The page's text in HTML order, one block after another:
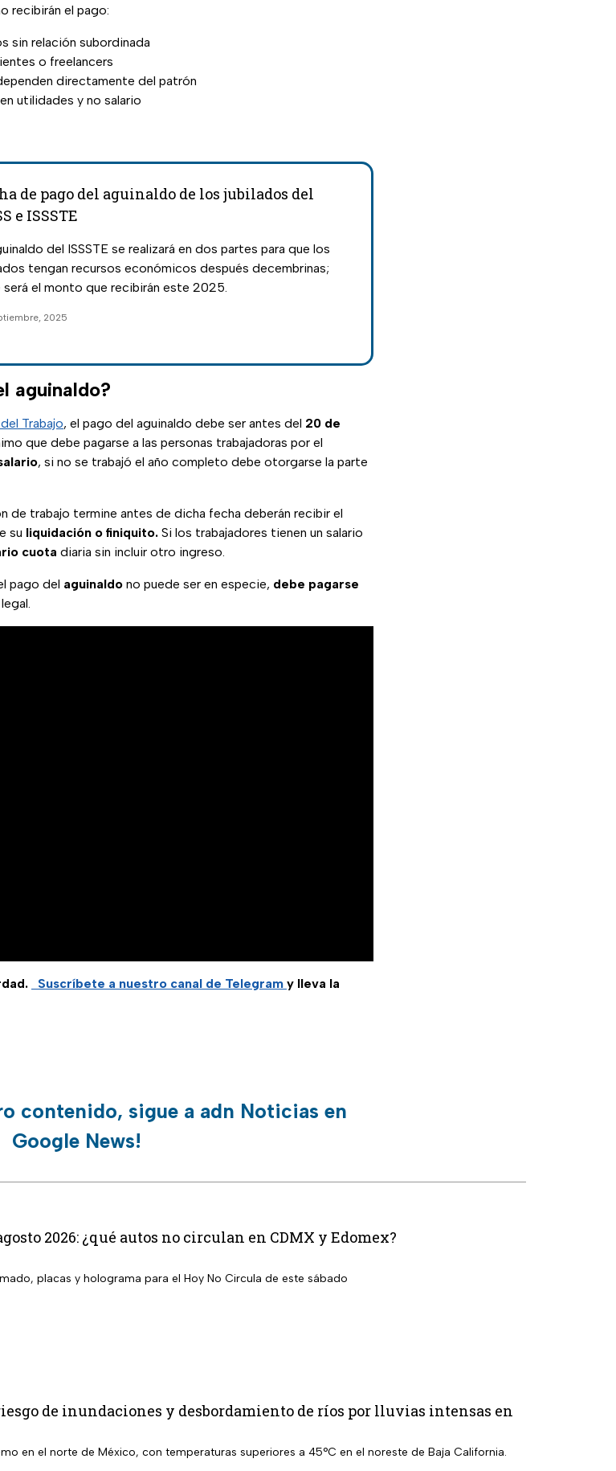
recibirán el pago:
sin relación subordinada
o freelancers
directamente del patrón
utilidades y no salario
de pago del aguinaldo de los jubilados del
e ISSSTE
del ISSSTE se realizará en dos partes para que los
tengan recursos económicos después decembrinas;
el monto que recibirán este 2025.
2025
aguinaldo?
Trabajo, el pago del aguinaldo debe ser antes del 20 de
que debe pagarse a las personas trabajadoras por el
, si no se trabajó el año completo debe otorgarse la parte
de trabajo termine antes de dicha fecha deberán recibir el
su liquidación o finiquito. Si los trabajadores tienen un salario
cuota diaria sin incluir otro ingreso.
pago del aguinaldo no puede ser en especie, debe pagarse
Suscríbete a nuestro canal de Telegram y lleva la
contenido, sigue a adn Noticias en
Google News!
2026: ¿qué autos no circulan en CDMX y Edomex?
placas y holograma para el Hoy No Circula de este sábado
de inundaciones y desbordamiento de ríos por lluvias intensas en
en el norte de México, con temperaturas superiores a 45°C en el noreste de Baja California.